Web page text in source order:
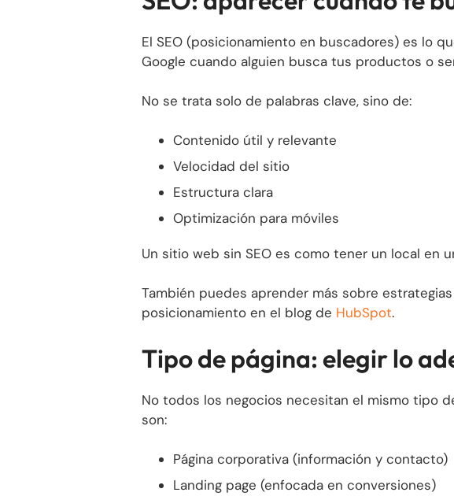
El SEO (posicionamiento en buscadores) es lo
Google cuando alguien busca tus productos o
No se trata solo de palabras clave, sino de:
Contenido útil y relevante
Velocidad del sitio
Estructura clara
Optimización para móviles
Un sitio web sin SEO es como tener un local en
También puedes aprender más sobre
posicionamiento en el blog de HubSpot.
Tipo de página: elegir lo
No todos los negocios necesitan el mismo tipo
son:
Página corporativa (información y contacto)
Landing page (enfocada en conversiones)